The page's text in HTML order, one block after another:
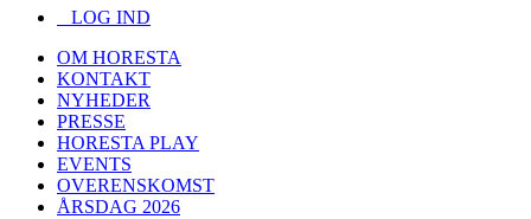
LOG IND
OM HORESTA
KONTAKT
NYHEDER
PRESSE
HORESTA PLAY
EVENTS
OVERENSKOMST
ÅRSDAG 2026